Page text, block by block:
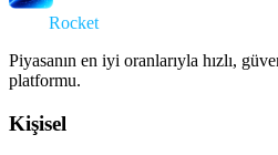
Rocket
Piyasanın en iyi oranlarıyla hızlı,
platformu.
Kişisel